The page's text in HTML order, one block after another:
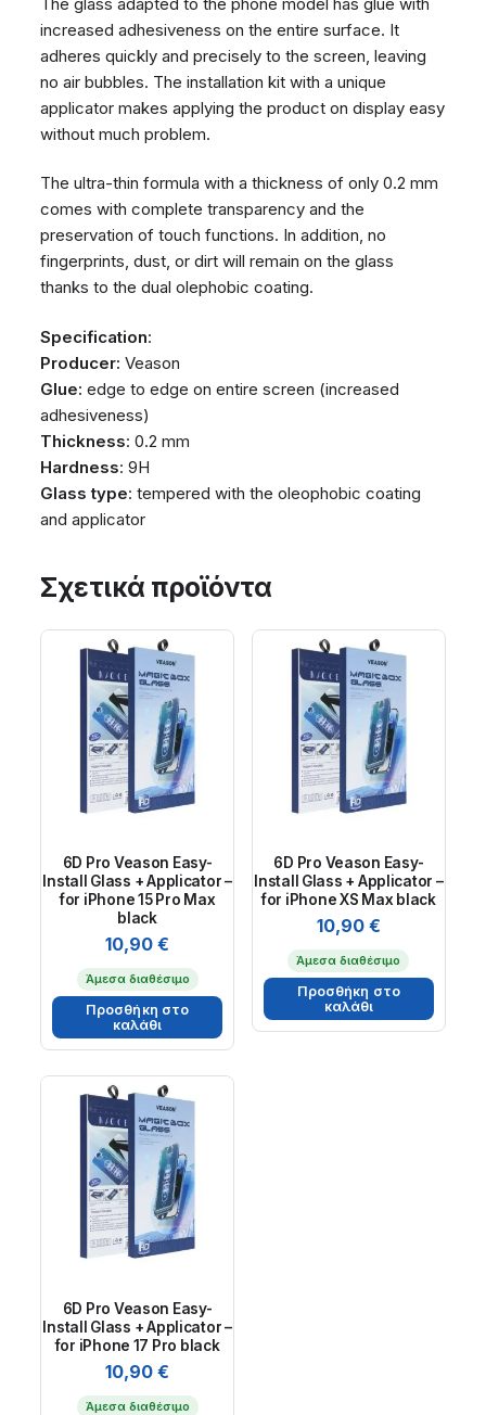
increased adhesiveness on the entire surface. It
adheres quickly and precisely to the screen, leaving
no air bubbles. The installation kit with a unique
applicator makes applying the product on display easy
without much problem.
The ultra-thin formula with a thickness of only 0.2 mm
comes with complete transparency and the
preservation of touch functions. In addition, no
fingerprints, dust, or dirt will remain on the glass
thanks to the dual olephobic coating.
Specification:
Producer:Veason
Glue: edge to edge on entire screen (increased
adhesiveness)
Thickness: 0.2 mm
Hardness: 9H
Glass type: tempered with the oleophobic coating
and applicator
Σχετικά προϊόντα
6D Pro Veason Easy-
Install Glass + Applicator –
for iPhone 15 Pro Max
black
10,90€
Άμεσα διαθέσιμο
Προσθήκη στο
καλάθι
6D Pro Veason Easy-
Install Glass + Applicator –
for iPhone XS Max black
10,90 €
Άμεσα διαθέσιμο
Προσθήκη στο
καλάθι
6D Pro Veason Easy-
Install Glass + Applicator –
for iPhone 17 Pro black
10,90€
Άμεσα διαθέσιμο